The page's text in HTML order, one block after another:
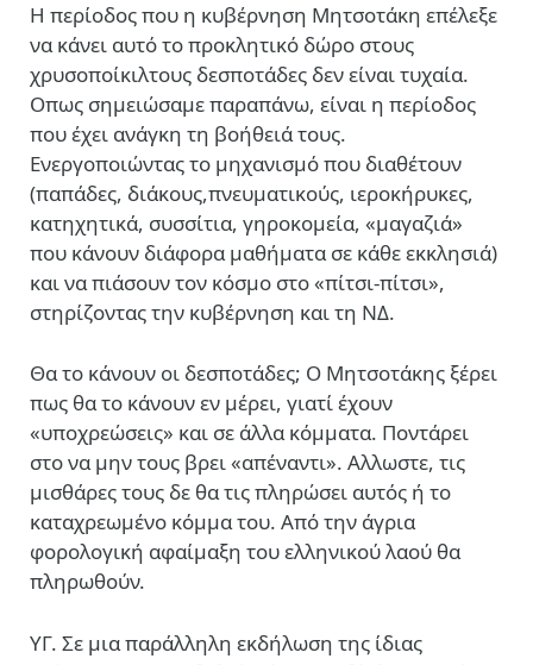
Η περίοδος που η κυβέρνηση Μητσοτάκη επέλεξε
να κάνει αυτό το προκλητικό δώρο στους
χρυσοποίκιλτους δεσποτάδες δεν είναι τυχαία.
Οπως σημειώσαμε παραπάνω, είναι η περίοδος
που έχει ανάγκη τη βοήθειά τους.
Ενεργοποιώντας το μηχανισμό που διαθέτουν
(παπάδες, διάκους,πνευματικούς, ιεροκήρυκες,
κατηχητικά, συσσίτια, γηροκομεία, «μαγαζιά»
που κάνουν διάφορα μαθήματα σε κάθε εκκλησιά)
και να πιάσουν τον κόσμο στο «πίτσι-πίτσι»,
στηρίζοντας την κυβέρνηση και τη ΝΔ.
Θα το κάνουν οι δεσποτάδες; Ο Μητσοτάκης ξέρει
πως θα το κάνουν εν μέρει, γιατί έχουν
«υποχρεώσεις» και σε άλλα κόμματα. Ποντάρει
στο να μην τους βρει «απέναντι». Αλλωστε, τις
μισθάρες τους δε θα τις πληρώσει αυτός ή το
καταχρεωμένο κόμμα του. Από την άγρια
φορολογική αφαίμαξη του ελληνικού λαού θα
πληρωθούν.
ΥΓ. Σε μια παράλληλη εκδήλωση της ίδιας